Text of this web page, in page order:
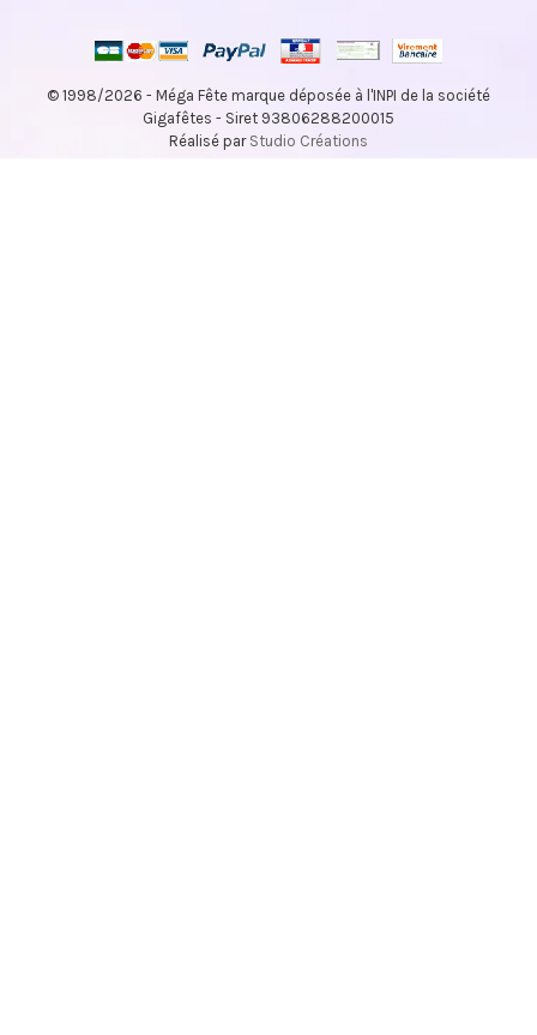
© 1998/2026 - Méga Fête marque déposée à l'INPI de la société
Gigafêtes - Siret 93806288200015
Réalisé par Studio Créations